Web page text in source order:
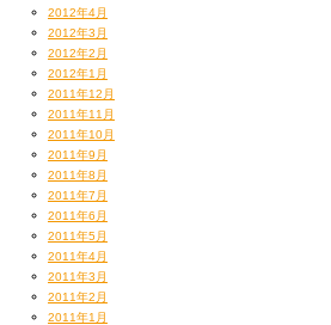
2012年4月
2012年3月
2012年2月
2012年1月
2011年12月
2011年11月
2011年10月
2011年9月
2011年8月
2011年7月
2011年6月
2011年5月
2011年4月
2011年3月
2011年2月
2011年1月